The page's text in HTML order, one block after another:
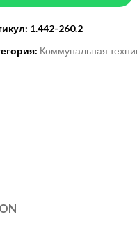
1.442-260.2
Коммунальная